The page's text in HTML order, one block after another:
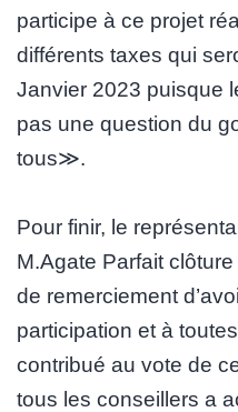
participe à ce projet
différents taxes qui
Janvier 2023 puisque
pas une question du
tous≫.
Pour finir, le
M.Agate Parfait
de remerciement
participation et à
contribué au vote de
tous les conseillers a